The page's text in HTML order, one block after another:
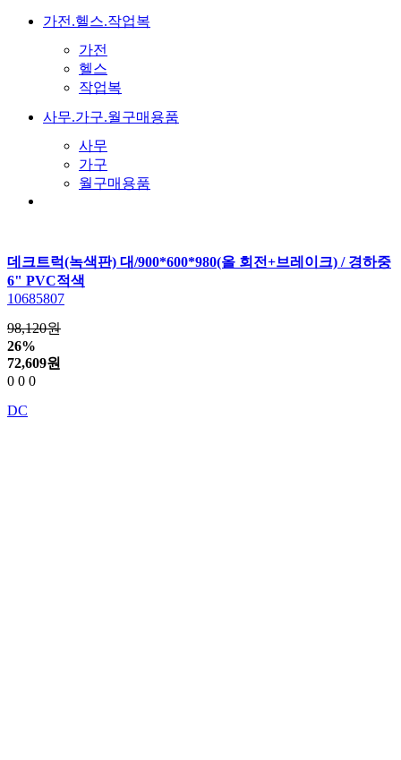
가전.헬스.작업복
가전
헬스
작업복
사무.가구.월구매용품
사무
가구
월구매용품
데크트럭(녹색판) 대/900*600*980(올 회전+브레이크) / 경하중
6" PVC적색
10685807
98,120원
26%
72,609원
0 0 0
DC